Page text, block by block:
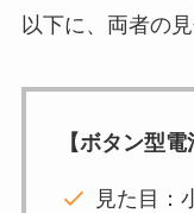
以下に、両者の
【ボタン型電
見た目：